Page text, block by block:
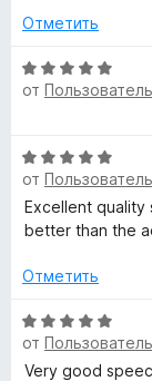
5
е
о
н
и
з
5
Отметить
О
ц
е
н
о
н
5
з
5
от
О
ц
е
н
н
н
а
5
от
Excellent quality
better than the
Отметить
О
ц
е
от
Very good